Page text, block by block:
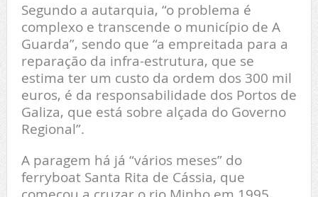
Segundo a autarquia, “o problema é
complexo e transcende o município de A
Guarda”, sendo que “a empreitada para a
reparação da infra-estrutura, que se
estima ter um custo da ordem dos 300 mil
euros, é da responsabilidade dos Portos de
Galiza, que está sobre alçada do Governo
Regional”.
A paragem há já “vários meses” do
ferryboat Santa Rita de Cássia, que